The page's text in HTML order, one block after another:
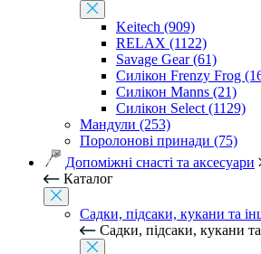
Keitech (909)
RELAX (1122)
Savage Gear (61)
Силікон Frenzy Frog
Силікон Manns (21)
Силікон Select (1129)
Мандули (253)
Поролонові принади (75)
Допоміжні снасті та аксесуари
Каталог
Садки, підсаки, кукани та
Садки, підсаки, кукани